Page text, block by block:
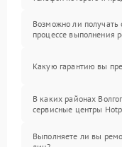
Возможно ли получать
процессе выполнения
Какую гарантию вы
В каких районах
сервисные центры
Выполняете ли вы